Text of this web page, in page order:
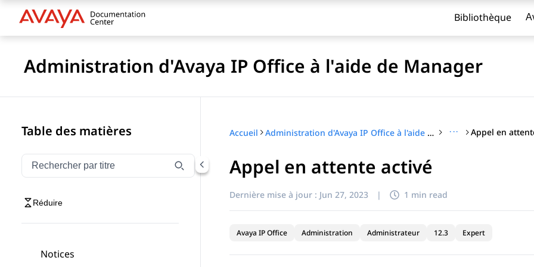
Bibliothèque
Administration d'Avaya IP Office à l'aide de Manager
Table des matières
Filtrer la navigation par titre
Saisissez pour filtrer les éléments de navigation par titre
Réduire
Notices
Accueil Administration d'Avaya IP Office à l'aide de Manager ··· Appel en
Appel en attente activé
Dernière mise à jour : Jun 27, 2023 | 1 min read
Avaya IP Office Administration Administrateur 12.3 Expert